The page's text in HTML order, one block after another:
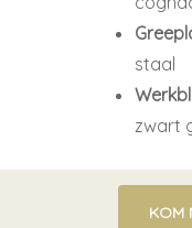
staal
zwart
KOM